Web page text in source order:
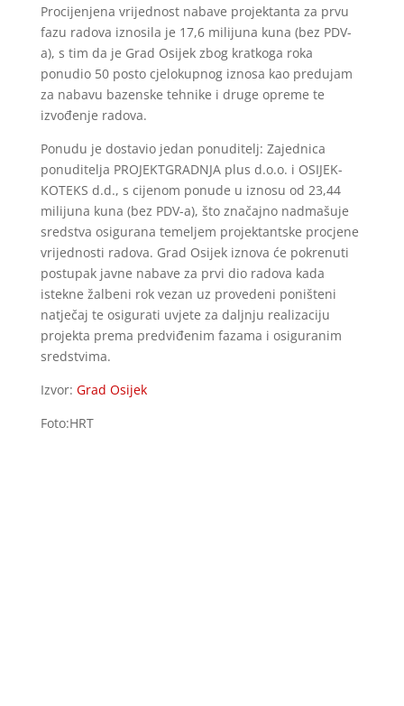
Procijenjena vrijednost nabave projektanta za prvu
fazu radova iznosila je 17,6 milijuna kuna (bez PDV-
a), s tim da je Grad Osijek zbog kratkoga roka
ponudio 50 posto cjelokupnog iznosa kao predujam
za nabavu bazenske tehnike i druge opreme te
izvođenje radova.
Ponudu je dostavio jedan ponuditelj: Zajednica
ponuditelja PROJEKTGRADNJA plus d.o.o. i OSIJEK-
KOTEKS d.d., s cijenom ponude u iznosu od 23,44
milijuna kuna (bez PDV-a), što značajno nadmašuje
sredstva osigurana temeljem projektantske procjene
vrijednosti radova. Grad Osijek iznova će pokrenuti
postupak javne nabave za prvi dio radova kada
istekne žalbeni rok vezan uz provedeni poništeni
natječaj te osigurati uvjete za daljnju realizaciju
projekta prema predviđenim fazama i osiguranim
sredstvima.
Izvor: Grad Osijek
Foto:HRT